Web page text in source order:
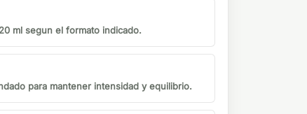
ml segun el formato indicado.
para mantener intensidad y equilibrio.